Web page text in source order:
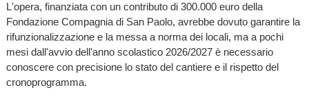
L'opera, finanziata con un contributo di 300.000 euro della
Fondazione Compagnia di San Paolo, avrebbe dovuto garantire la
rifunzionalizzazione e la messa a norma dei locali, ma a pochi
mesi dall'avvio dell'anno scolastico 2026/2027 è necessario
conoscere con precisione lo stato del cantiere e il rispetto del
cronoprogramma.